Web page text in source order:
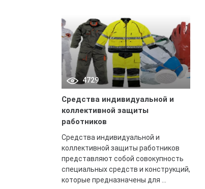
4729
Средства индивидуальной и
коллективной защиты
работников
Средства индивидуальной и
коллективной защиты работников
представляют собой совокупность
специальных средств и конструкций,
которые предназначены для ...